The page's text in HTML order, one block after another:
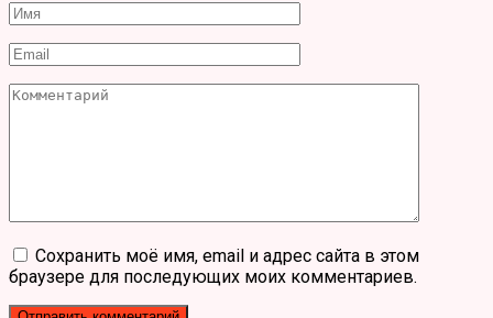
Имя
*
Email
*
Комментарий
Сохранить моё имя, email и адрес сайта в этом
браузере для последующих моих комментариев.